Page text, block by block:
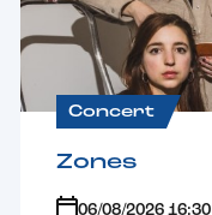
Concert
Zones
06/08/2026 16:30